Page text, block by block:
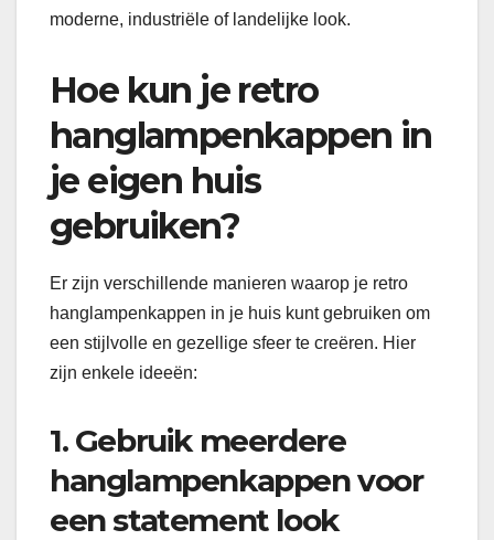
moderne, industriële of landelijke look.
Hoe kun je retro
hanglampenkappen in
je eigen huis
gebruiken?
Er zijn verschillende manieren waarop je retro
hanglampenkappen in je huis kunt gebruiken om
een ​​stijlvolle en gezellige sfeer te creëren. Hier
zijn enkele ideeën:
1. Gebruik meerdere
hanglampenkappen voor
een statement look